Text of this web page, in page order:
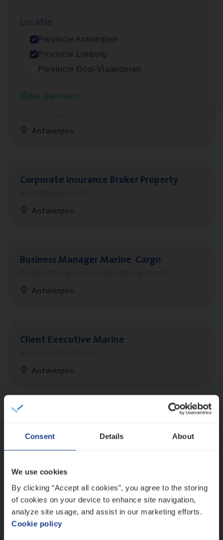
Consent Details About
We use cookies
By clicking “Accept all cookies”, you agree to the storing
of cookies on your device to enhance site navigation,
analyze site usage, and assist in our marketing efforts.
Cookie policy
Provincie Antwerpen
Provincie Limburg
Provincie Oost-Vlaanderen
Wis alle filters
Insurance Operations
Beveren
Insu­ran­ce Bro­ker
Antwerpen
Cor­po­ra­te Insu­ran­ce Bro­ker Property
Antwerpen
Busi­ness Mana­ger Mari­ne Cargo
Antwerpen
Client Exe­cu­ti­ve Marine
Antwerpen
Dos­sier­be­heer­der Pro­per­ty verzekeringen
Insurance Operations
Antwerpen en Hasselt
Dos­sier­be­heer­der Onder­ne­min­gen Van­b­
re­da Huys­mans — Mechelen
Insurance Operations